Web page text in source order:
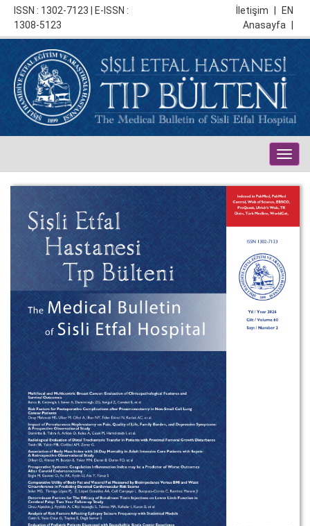
ISSN : 1302-7123 | E-ISSN :
1308-5123
EN
İletişim
Anasayfa